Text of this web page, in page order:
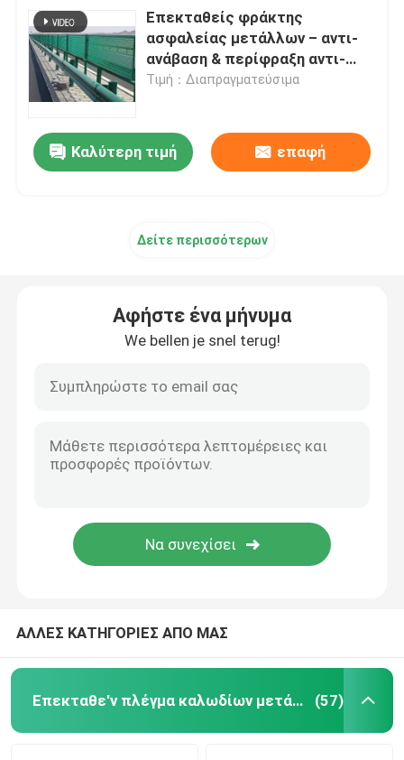
Σπίτι
Προϊόντα
Επεκταθείς φράκτης
ασφαλείας μετάλλων – αντι-
ανάβαση & περίφραξη αντι-
περικοπών
Τιμή：Διαπραγματεύσιμα
Καλύτερη τιμή επαφή
Δείτε περισσότερων
Αφήστε ένα μήνυμα
We bellen je snel terug!
ΑΛΛΕΣ ΚΑΤΗΓΟΡΙΕΣ ΑΠΟ ΜΑΣ
Επεκταθε'ν πλέγμα καλωδίων μετάλλων (57)